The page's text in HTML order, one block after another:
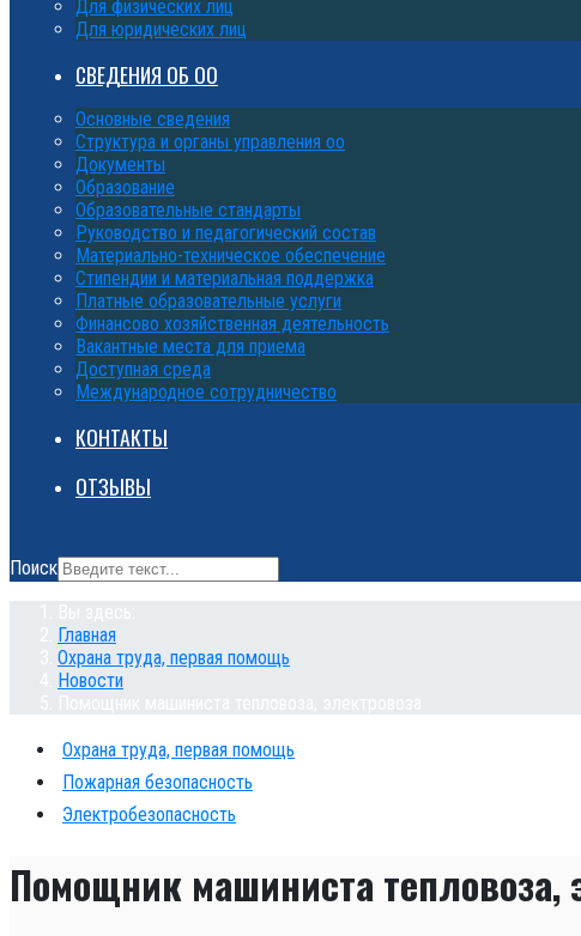
Для физических лиц
Для юридических лиц
СВЕДЕНИЯ ОБ ОО
Основные сведения
Структура и органы управления оо
Документы
Образование
Образовательные стандарты
Руководство и педагогический состав
Материально-техническое обеспечение
Стипендии и материальная поддержка
Платные образовательные услуги
Финансово хозяйственная деятельность
Вакантные места для приема
Доступная среда
Международное сотрудничество
КОНТАКТЫ
ОТЗЫВЫ
Поиск
Главная
Охрана труда, первая помощь
Новости
Охрана труда, первая помощь
Пожарная безопасность
Электробезопасность
Помощник машиниста тепловоза,